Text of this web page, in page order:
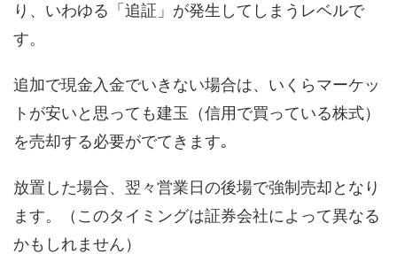
り、いわゆる「追証」が発生してしまうレベルで
す。
追加で現金入金でいきない場合は、いくらマーケッ
トが安いと思っても建玉（信用で買っている株式）
を売却する必要がでてきます｡
放置した場合、翌々営業日の後場で強制売却となり
ます。（このタイミングは証券会社によって異なる
かもしれません）